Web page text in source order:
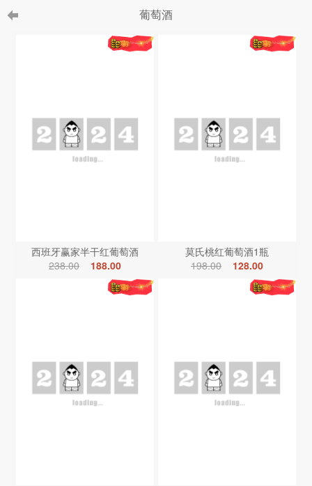
葡萄酒
西班牙赢家半干红葡萄酒
238.00
188.00
莫氏桃红葡萄酒1瓶
198.00
128.00